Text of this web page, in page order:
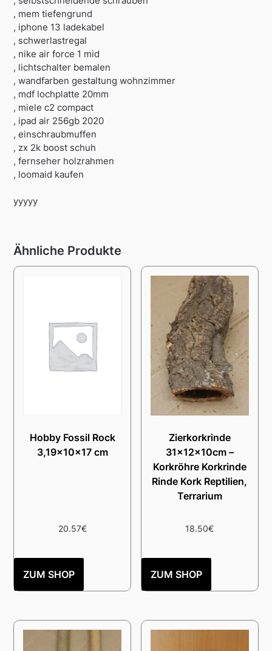
, mem tiefengrund
, iphone 13 ladekabel
, schwerlastregal
, nike air force 1 mid
, lichtschalter bemalen
, wandfarben gestaltung wohnzimmer
, mdf lochplatte 20mm
, miele c2 compact
, ipad air 256gb 2020
, einschraubmuffen
, zx 2k boost schuh
, fernseher holzrahmen
, loomaid kaufen
yyyyy
Ähnliche Produkte
Hobby Fossil Rock
3,19x10x17 cm
20.57€
ZUM SHOP
Zierkorkrinde
31x12x10cm –
Korkröhre Korkrinde
Rinde Kork Reptilien,
Terrarium
18.50€
ZUM SHOP